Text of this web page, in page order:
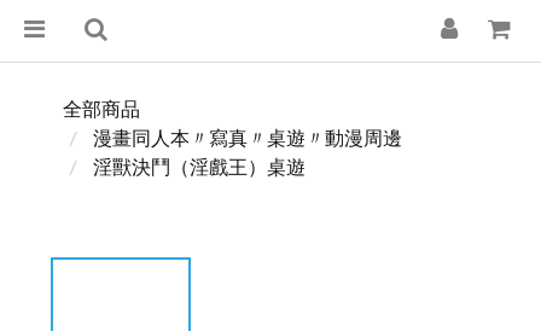
全部商品
漫畫同人本〃寫真〃桌遊〃動漫周邊
淫獸決鬥（淫戲王）桌遊